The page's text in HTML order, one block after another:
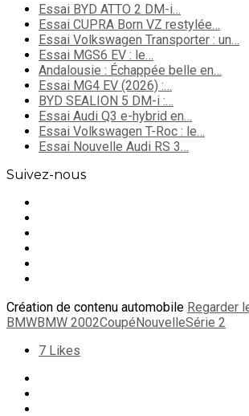
Essai BYD ATTO 2 DM-i…
Essai CUPRA Born VZ restylée…
Essai Volkswagen Transporter : un…
Essai MGS6 EV : le…
Andalousie : Échappée belle en…
Essai MG4 EV (2026) :…
BYD SEALION 5 DM-i :…
Essai Audi Q3 e-hybrid en…
Essai Volkswagen T-Roc : le…
Essai Nouvelle Audi RS 3…
Suivez-nous
Création de contenu automobile Regarder
BMWBMW 2002CoupéNouvelleSérie 2
7 Likes